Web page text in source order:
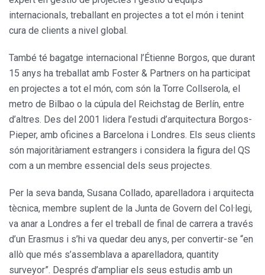
internacionals, treballant en projectes a tot el món i tenint
cura de clients a nivel global.
També té bagatge internacional l’Étienne Borgos, que durant
15 anys ha treballat amb Foster & Partners on ha participat
en projectes a tot el món, com són la Torre Collserola, el
metro de Bilbao o la cúpula del Reichstag de Berlín, entre
d’altres. Des del 2001 lidera l’estudi d’arquitectura Borgos-
Pieper, amb oficines a Barcelona i Londres. Els seus clients
són majoritàriament estrangers i considera la figura del QS
com a un membre essencial dels seus projectes.
Per la seva banda, Susana Collado, aparelladora i arquitecta
tècnica, membre suplent de la Junta de Govern del Col·legi,
va anar a Londres a fer el treball de final de carrera a través
d’un Erasmus i s’hi va quedar deu anys, per convertir-se “en
allò que més s’assemblava a aparelladora, quantity
surveyor”. Després d’ampliar els seus estudis amb un